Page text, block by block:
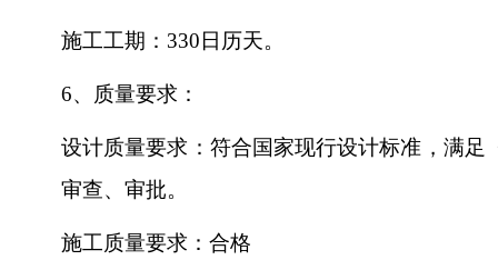
施工工期： 330日历天。
6、质量要求：
设计质量要求：符合国家现行设计标准，满
审查、审批。
施工质量要求：合格